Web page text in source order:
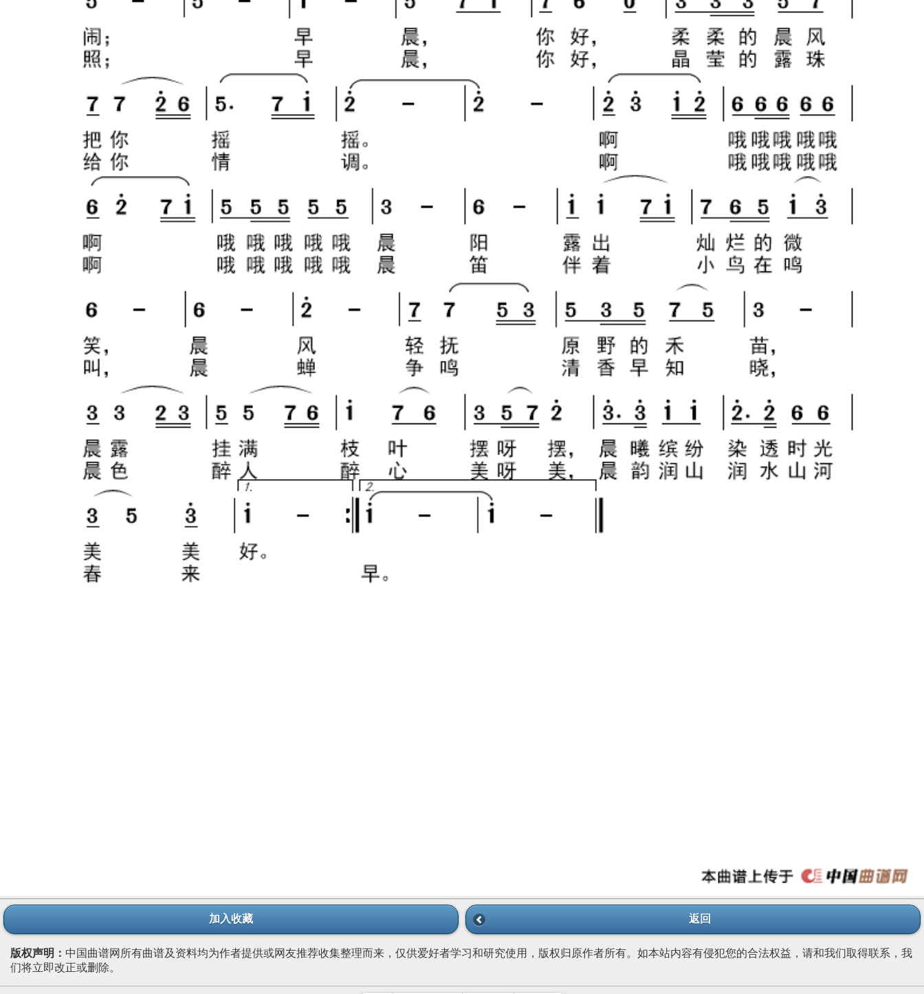
加入收藏 返回
版权声明： 中国曲谱网所有曲谱及资料均为作者提供或网友推荐收集整理而来，仅供爱好者学习和研究使用，版权归原作者所有。如本站内容有侵犯您的合法权益，请和我们取得联系，我
们将立即改正或删除。